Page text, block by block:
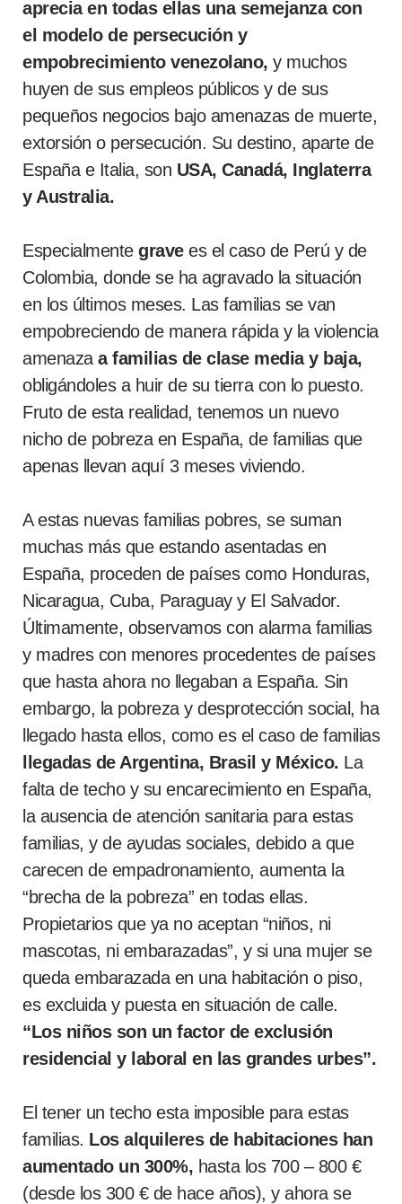
aprecia en todas ellas una semejanza con
el modelo de persecución y
empobrecimiento venezolano, y muchos
huyen de sus empleos públicos y de sus
pequeños negocios bajo amenazas de muerte,
extorsión o persecución. Su destino, aparte de
España e Italia, son USA, Canadá, Inglaterra
y Australia.
Especialmentegravees el caso de Perú y de
Colombia, donde se ha agravado la situación
en los últimos meses. Las familias se van
empobreciendo de manera rápida y la violencia
amenazaa familias de clase media y baja,
obligándoles a huir de su tierra con lo puesto.
Fruto de esta realidad, tenemos un nuevo
nicho de pobreza en España, de familias que
apenas llevan aquí 3 meses viviendo.
A estas nuevas familias pobres, se suman
muchas más que estando asentadas en
España, proceden de países como Honduras,
Nicaragua, Cuba, Paraguay y El Salvador.
Últimamente, observamos con alarma familias
y madres con menores procedentes de países
que hasta ahora no llegaban a España. Sin
embargo, la pobreza y desprotección social, ha
llegado hasta ellos, como es el caso de familias
llegadas de Argentina, Brasil y México. La
falta de techo y su encarecimiento en España,
la ausencia de atención sanitaria para estas
familias, y de ayudas sociales, debido a que
carecen de empadronamiento, aumenta la
“brecha de la pobreza” en todas ellas.
Propietarios que ya no aceptan “niños, ni
mascotas, ni embarazadas”, y si una mujer se
queda embarazada en una habitación o piso,
es excluida y puesta en situación de calle.
“Los niños son un factor de exclusión
residencial y laboral en las grandes urbes”.
El tener un techo esta imposible para estas
familias. Los alquileres de habitaciones han
aumentado un 300%, hasta los 700 – 800 €
(desde los 300 € de hace años), y ahora se